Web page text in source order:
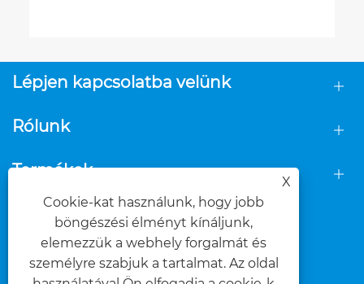
Lépjen kapcsolatba velünk
Rólunk
Termékek
KÖVESS MINKET
X
Cookie-kat használunk, hogy jobb
böngészési élményt kínáljunk,
elemezzük a webhely forgalmát és
személyre szabjuk a tartalmat. Az oldal